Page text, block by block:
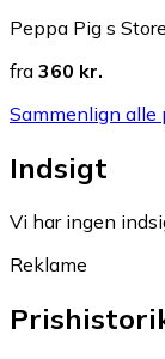
Peppa Pig s
fra 360 kr.
Sammenlign alle
Indsigt
Vi har ingen
Reklame